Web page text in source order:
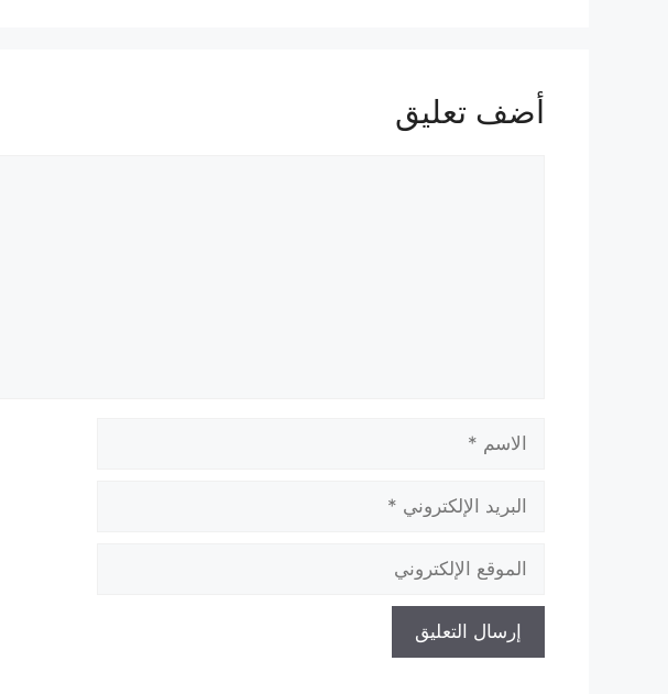
أضف تعليق
الإلكتروني
الإلكتروني